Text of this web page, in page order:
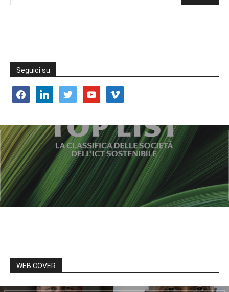
Seguici su
facebooklinkedin twitter youtube vimeo
WEB COVER